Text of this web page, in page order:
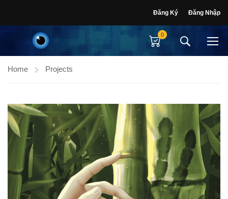
Đăng Ký Đăng Nhập
0
Home Projects